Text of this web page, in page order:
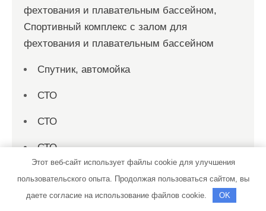
фехтования и плавательным бассейном,
Спортивный комплекс с залом для
фехтования и плавательным бассейном
Спутник, автомойка
СТО
СТО
СТО
СТО Спеццентр
Этот веб-сайт использует файлы cookie для улучшения
пользовательского опыта. Продолжая пользоваться сайтом, вы
даете согласие на использование файлов cookie.
OK